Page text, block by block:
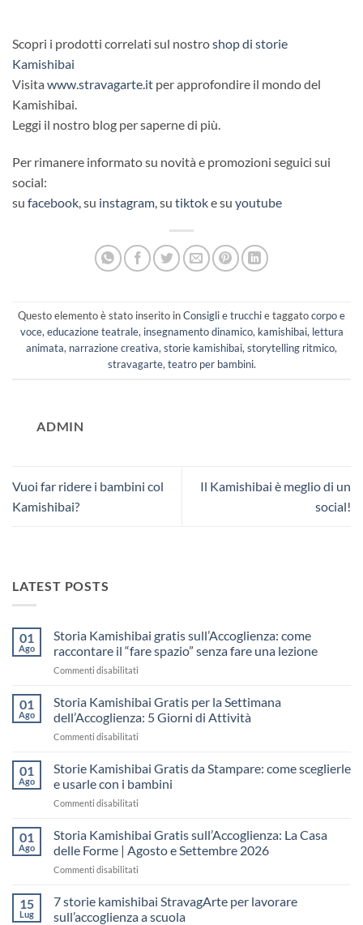
Scopri i prodotti correlati sul nostroshop di storie
Kamishibai
Visita www.stravagarte.it per approfondire il mondo del
Kamishibai.
Leggi il nostro blog per saperne di più.
Per rimanere informato su novità e promozioni seguici sui
social:
su facebook, su instagram, su tiktoke su youtube
Questo elemento è stato inserito inConsigli e trucchie taggatocorpo e
voce,educazione teatrale, insegnamento dinamico, kamishibai, lettura
animata, narrazione creativa,storie kamishibai,storytelling ritmico,
stravagarte,teatro per bambini.
ADMIN
Vuoi far ridere i bambini col
Kamishibai?
Il Kamishibai è meglio di un
social!
LATEST POSTS
01
Ago
Storia Kamishibai gratis sull’Accoglienza: come
raccontare il “fare spazio” senza fare una lezione
Commenti disabilitati
Kamishibai
sull’Accoglienza:
il
“fare
una
lezione
01
Ago
Storia Kamishibai Gratis per la Settimana
dell’Accoglienza: 5 Giorni di Attività
Commenti disabilitati
Kamishibai
per
dell’Accoglienza:
Giorni
01
Ago
Storie Kamishibai Gratis da Stampare: come sceglierle
e usarle con i bambini
Commenti disabilitati
Kamishibai
da
sceglierle
01
Ago
Storia Kamishibai Gratis sull’Accoglienza: La Casa
delle Forme | Agosto e Settembre 2026
Commenti disabilitati
Kamishibai
15
Lug
7 storie kamishibai StravagArte per lavorare
sull’accoglienza a scuola